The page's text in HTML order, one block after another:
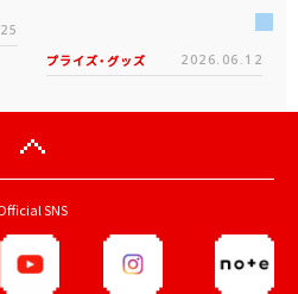
プライズ・グッズ 2026.06.12
SNS